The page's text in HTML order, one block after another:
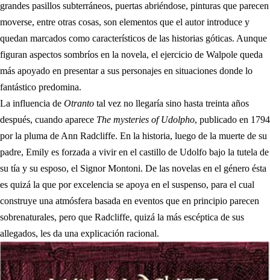
grandes pasillos subterráneos, puertas abriéndose, pinturas que parecen
moverse, entre otras cosas, son elementos que el autor introduce y
quedan marcados como característicos de las historias góticas. Aunque
figuran aspectos sombríos en la novela, el ejercicio de Walpole queda
más apoyado en presentar a sus personajes en situaciones donde lo
fantástico predomina.
La influencia de Otranto tal vez no llegaría sino hasta treinta años
después, cuando aparece The mysteries of Udolpho, publicado en 1794
por la pluma de Ann Radcliffe. En la historia, luego de la muerte de su
padre, Emily es forzada a vivir en el castillo de Udolfo bajo la tutela de
su tía y su esposo, el Signor Montoni. De las novelas en el género ésta
es quizá la que por excelencia se apoya en el suspenso, para el cual
construye una atmósfera basada en eventos que en principio parecen
sobrenaturales, pero que Radcliffe, quizá la más escéptica de sus
allegados, les da una explicación racional.